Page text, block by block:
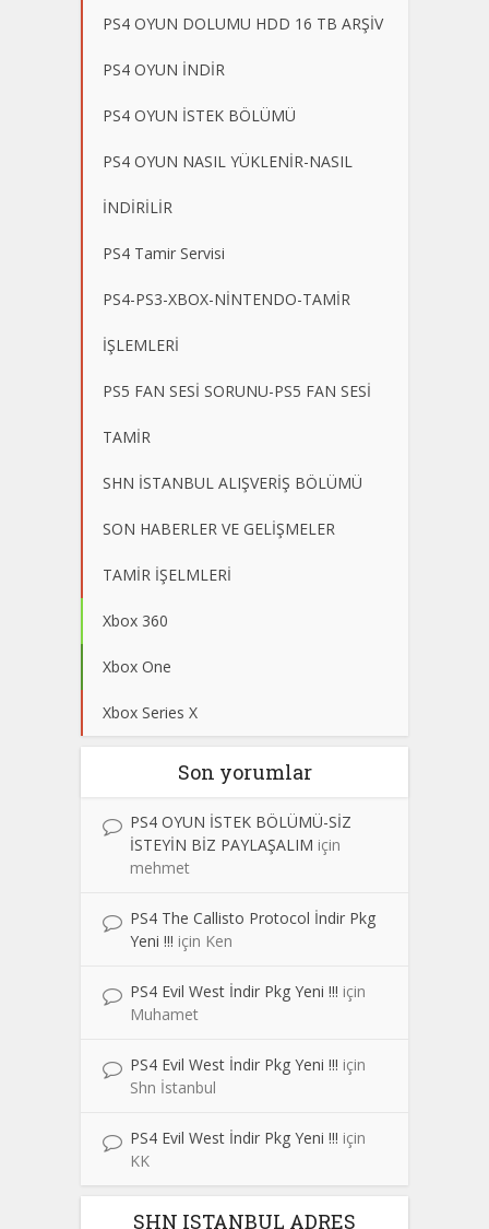
PS4 OYUN DOLUMU HDD 16 TB ARŞİV
PS4 OYUN İNDİR
PS4 OYUN İSTEK BÖLÜMÜ
PS4 OYUN NASIL YÜKLENİR-NASIL
İNDİRİLİR
PS4 Tamir Servisi
PS4-PS3-XBOX-NİNTENDO-TAMİR
İŞLEMLERİ
PS5 FAN SESİ SORUNU-PS5 FAN SESİ
TAMİR
SHN İSTANBUL ALIŞVERİŞ BÖLÜMÜ
SON HABERLER VE GELİŞMELER
TAMİR İŞELMLERİ
Xbox 360
Xbox One
Xbox Series X
Son yorumlar
PS4 OYUN İSTEK BÖLÜMÜ-SİZ
İSTEYİN BİZ PAYLAŞALIM için
mehmet
PS4 The Callisto Protocol İndir Pkg
Yeni !!! için Ken
PS4 Evil West İndir Pkg Yeni !!! için
Muhamet
PS4 Evil West İndir Pkg Yeni !!! için
Shn İstanbul
PS4 Evil West İndir Pkg Yeni !!! için
KK
SHN ISTANBUL ADRES